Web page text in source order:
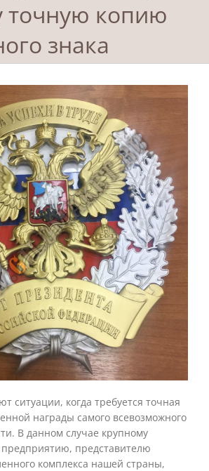
точную копию
знака
ситуации, когда требуется точная
награды самого всевозможного
В данном случае крупному
представителю
комплекса нашей страны,